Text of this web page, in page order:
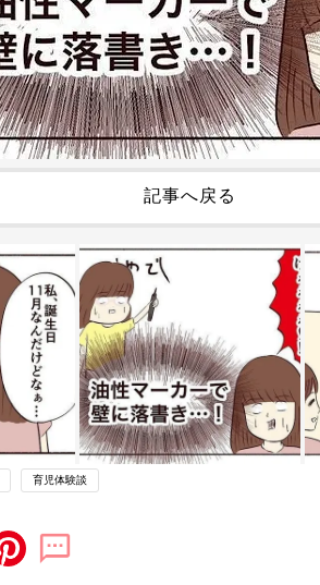
記事へ戻る
育児体験談